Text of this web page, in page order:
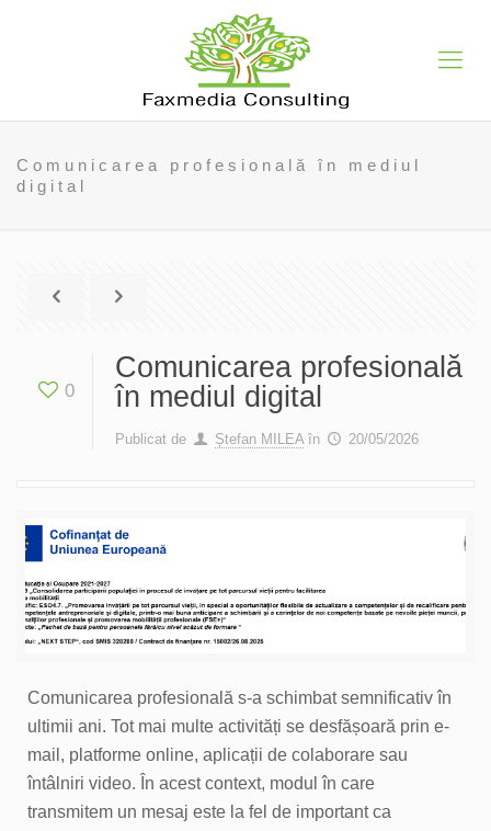
Comunicarea profesională în mediul
digital
0
Comunicarea profesională
în mediul digital
Publicat de Ștefan MILEA în 20/05/2026
Comunicarea profesională s-a schimbat semnificativ în
ultimii ani. Tot mai multe activități se desfășoară prin e-
mail, platforme online, aplicații de colaborare sau
întâlniri video. În acest context, modul în care
transmitem un mesaj este la fel de important ca